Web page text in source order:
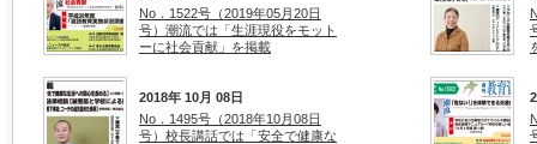
No．1522号（2019年05月20日
号）潮流では「生涯現役をモット
ーに社会貢献」を掲載
2018年 10月 08日
No．1495号（2018年10月08日
号）校長講話では「安全で健康な